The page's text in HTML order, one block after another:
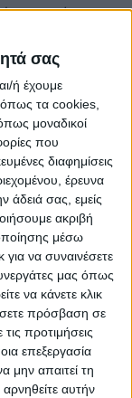
σας
ή έχουμε
τα cookies,
μοναδικοί
που
διαφημίσεις
έρευνα
άδειά σας, εμείς
ακριβή
μέσω
να συναινέσετε
μας όπως
να κάνετε κλικ
πρόσβαση σε
προτιμήσεις
επεξεργασία
μην απαιτεί τη
αυτήν
ένα
το εργατικό
και η
δεν είναι
Έχουν
για το
των
με
διαφορές και
των επίδοξων
και